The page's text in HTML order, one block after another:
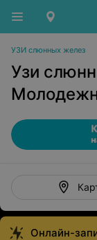
УЗИ слюнных желез
Узи
Онлайн-